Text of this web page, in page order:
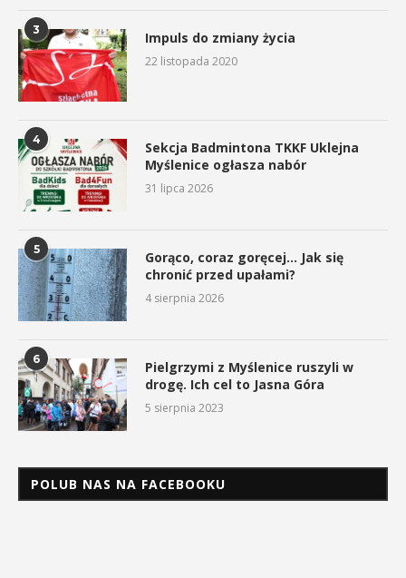
3 Impuls do zmiany życia
22 listopada 2020
4
Sekcja Badmintona TKKF Uklejna
Myślenice ogłasza nabór
31 lipca 2026
5
Gorąco, coraz goręcej… Jak się
chronić przed upałami?
4 sierpnia 2026
6
Pielgrzymi z Myślenice ruszyli w
drogę. Ich cel to Jasna Góra
5 sierpnia 2023
POLUB NAS NA FACEBOOKU